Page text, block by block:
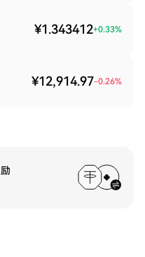
¥1.343412+0.33%
¥12,914.97-0.26%